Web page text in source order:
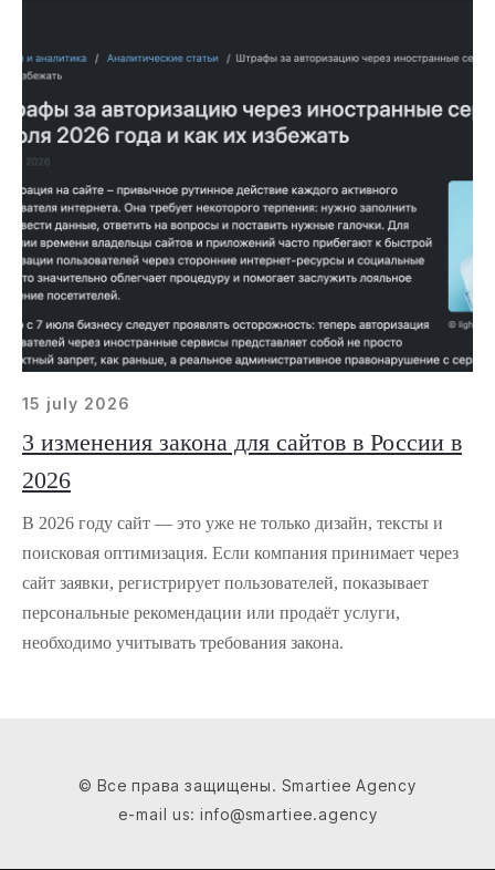
15 july 2026
3 изменения закона для сайтов в России в
2026
В 2026 году сайт — это уже не только дизайн, тексты и
поисковая оптимизация. Если компания принимает через
сайт заявки, регистрирует пользователей, показывает
персональные рекомендации или продаёт услуги,
необходимо учитывать требования закона.
© Все права защищены. Smartiee Agency
e-mail us: info@smartiee.agency